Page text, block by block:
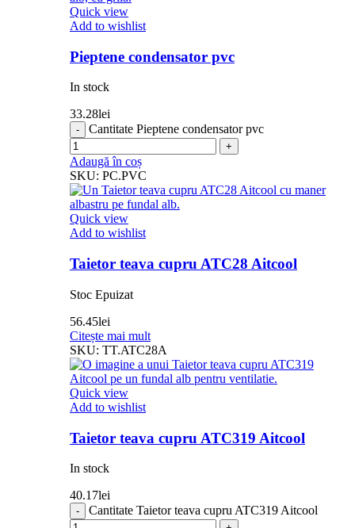
Quick view
Add to wishlist
Pieptene condensator pvc
In stock
33.28lei
Cantitate Pieptene condensator pvc
Adaugă în coș
SKU: PC.PVC
Quick view
Add to wishlist
Taietor teava cupru ATC28 Aitcool
Stoc Epuizat
56.45lei
Citește mai mult
SKU: TT.ATC28A
Quick view
Add to wishlist
Taietor teava cupru ATC319 Aitcool
In stock
40.17lei
Cantitate Taietor teava cupru ATC319 Aitcool